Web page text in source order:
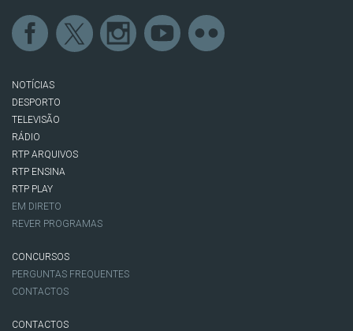
NOTÍCIAS
DESPORTO
TELEVISÃO
RÁDIO
RTP ARQUIVOS
RTP ENSINA
RTP PLAY
EM DIRETO
REVER PROGRAMAS
CONCURSOS
PERGUNTAS FREQUENTES
CONTACTOS
CONTACTOS